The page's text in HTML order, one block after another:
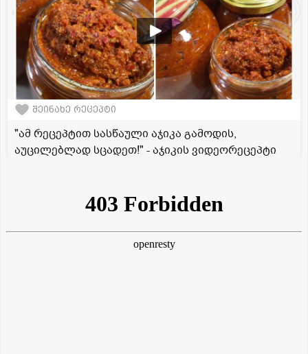
შეინახე რეცეპტი
"ამ რეცეპტით სასწაული აჯიკა გამოდის,
აუცილებლად სცადეთ!" - აჯიკის ვიდეორეცეპტი